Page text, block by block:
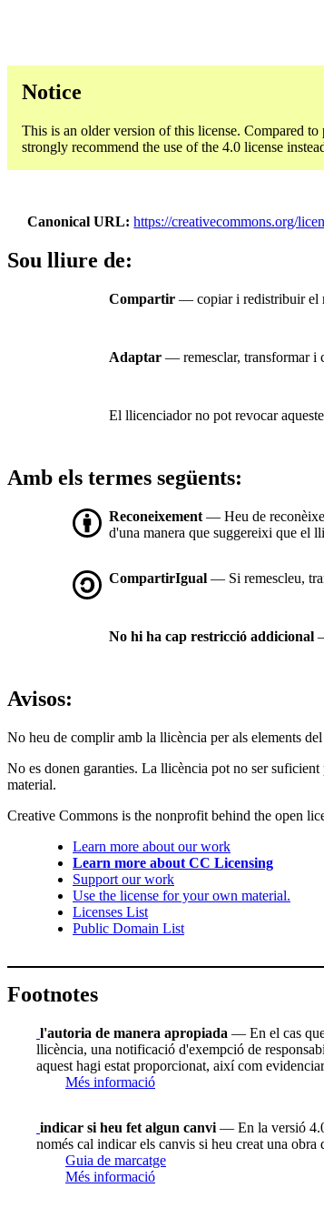
Notice
This is an older version of this license. Compared
strongly recommend the use of the 4.0 license
Canonical URL https://creativecommons.org/
Sou lliure de:
Compartir — copiar i redistribuir el
Adaptar — remesclar, transformar i
El llicenciador no pot revocar
Amb els termes següents:
Reconeixement — Heu de
d'una manera que suggereixi que el
CompartirIgual — Si remescleu,
No hi ha cap restricció addicional
Avisos:
No heu de complir amb la llicència per als elements
No es donen garanties. La llicència pot no ser
material.
Creative Commons is the nonprofit behind the open
Learn more about our work
Learn more about CC Licensing
Support our work
Use the license for your own material.
Licenses List
Public Domain List
Footnotes
l'autoria de manera apropiada — En el cas
llicència, una notificació d'exempció de
aquest hagi estat proporcionat, així com
Més informació
indicar si heu fet algun canvi — En la versió
només cal indicar els canvis si heu creat una obra
Guia de marcatge
Més informació